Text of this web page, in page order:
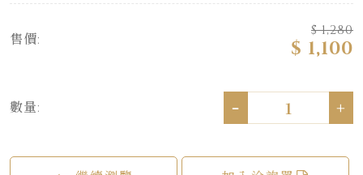
售價:
$ 1,280
$ 1,100
數量: - +